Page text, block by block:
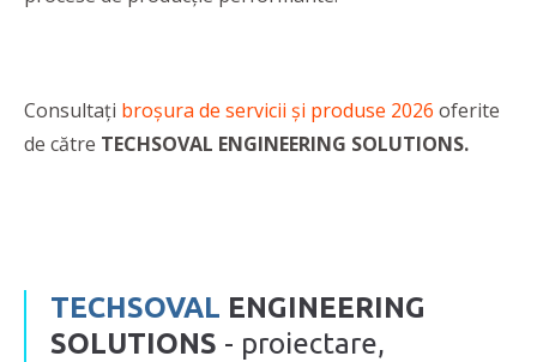
Consultați broșura de servicii și produse 2026 oferite
de către TECHSOVAL ENGINEERING SOLUTIONS.
TECHSOVAL ENGINEERING
SOLUTIONS - proiectare,